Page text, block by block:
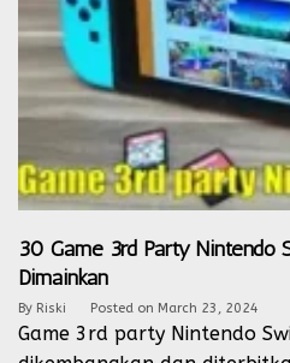
30 Game 3rd Party Nintendo
Dimainkan
By Riski Posted on March 23, 2024
Game 3rd party Nintendo